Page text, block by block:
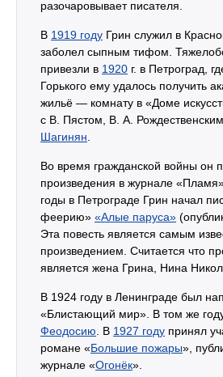
разочаровывает писателя.
В 1919 году Грин служил в
заболел сыпным тифом.
привезли в 1920 г. в Петроград,
Горького ему удалось получить
жильё — комнату в «Доме
с В. Пястом, В. А.
Шагинян
Во время гражданской войны он
произведения в журнале
годы в Петрограде Грин начал
феерию» «Алые паруса»
Эта повесть является самым
произведением. Считается что
является жена Грина, Нина
В 1924 году в Ленинграде был
«Блистающий мир». В том же
Феодосию . В 1927 году принял
романе «Большие пожары»,
журнале «Огонёк».